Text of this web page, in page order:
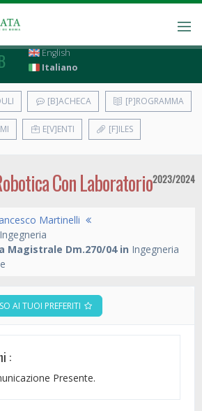
English
Italiano
[B]ACHECA [P]ROGRAMMA
E[V]ENTI [F]ILES
Con Laboratorio2023/2024
Martinelli
Ingegneria
Magistrale Dm.270/04 in Ingegneria
AI TUOI PREFERITI
:
Presente.